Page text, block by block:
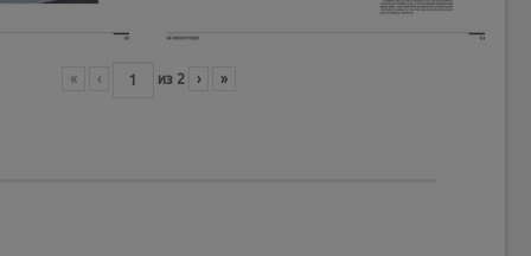
« ‹ из 2 › »